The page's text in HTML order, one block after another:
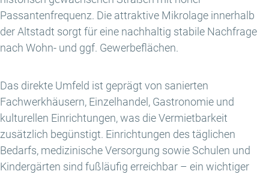
Passantenfrequenz. Die attraktive Mikrolage innerhalb
der Altstadt sorgt für eine nachhaltig stabile Nachfrage
nach Wohn- und ggf. Gewerbeflächen.
Das direkte Umfeld ist geprägt von sanierten
Fachwerkhäusern, Einzelhandel, Gastronomie und
kulturellen Einrichtungen, was die Vermietbarkeit
zusätzlich begünstigt. Einrichtungen des täglichen
Bedarfs, medizinische Versorgung sowie Schulen und
Kindergärten sind fußläufig erreichbar – ein wichtiger